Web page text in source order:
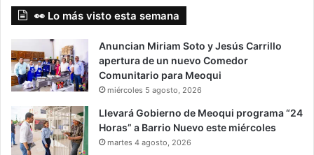
👀 Lo más visto esta semana
Anuncian Miriam Soto y Jesús Carrillo
apertura de un nuevo Comedor
Comunitario para Meoqui
miércoles 5 agosto, 2026
Llevará Gobierno de Meoqui programa “24
Horas” a Barrio Nuevo este miércoles
martes 4 agosto, 2026